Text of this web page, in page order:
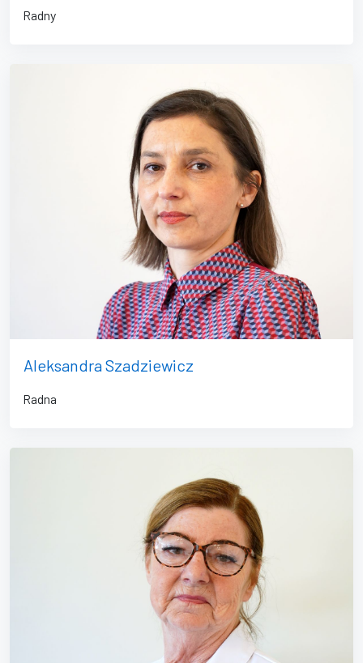
Radny
Aleksandra Szadziewicz
Radna